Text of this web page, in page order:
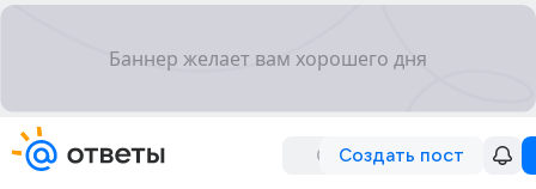
Создать пост